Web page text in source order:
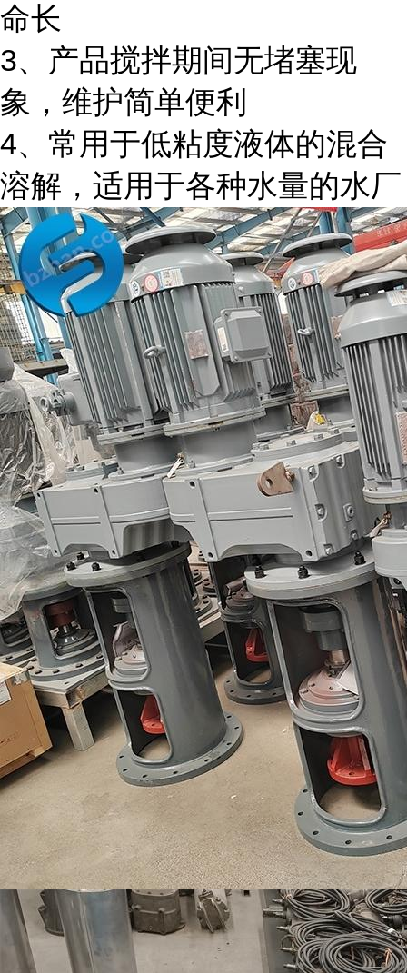
命长
3、产品搅拌期间无堵塞现
象，维护简单便利
4、常用于低粘度液体的混合
溶解，适用于各种水量的水厂